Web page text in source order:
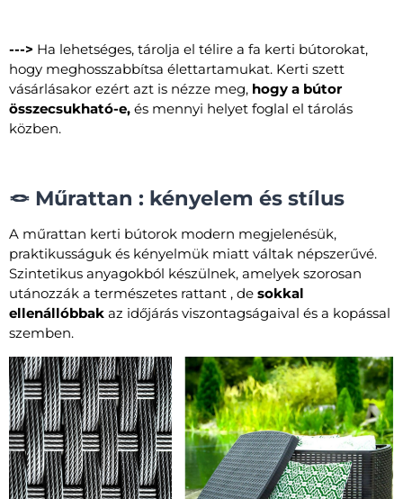
---> Ha lehetséges, tárolja el télire a fa kerti bútorokat,
hogy meghosszabbítsa élettartamukat. Kerti szett
vásárlásakor ezért azt is nézze meg, hogy a bútor
összecsukható-e, és mennyi helyet foglal el tárolás
közben.
🪢 Műrattan : kényelem és stílus
A műrattan kerti bútorok modern megjelenésük,
praktikusságuk és kényelmük miatt váltak népszerűvé.
Szintetikus anyagokból készülnek, amelyek szorosan
utánozzák a természetes rattant , de sokkal
ellenállóbbak az időjárás viszontagságaival és a kopással
szemben.